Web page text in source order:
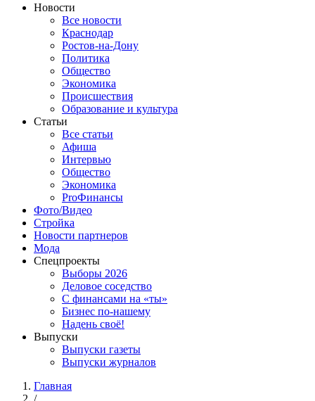
Новости
Все новости
Краснодар
Ростов-на-Дону
Политика
Общество
Экономика
Происшествия
Образование и культура
Статьи
Все статьи
Афиша
Интервью
Общество
Экономика
ProФинансы
Фото/Видео
Стройка
Новости партнеров
Мода
Спецпроекты
Выборы 2026
Деловое соседство
С финансами на «ты»
Бизнес по-нашему
Надень своё!
Выпуски
Выпуски газеты
Выпуски журналов
Главная
/